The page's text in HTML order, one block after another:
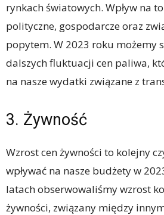
rynkach światowych. Wpływ na
polityczne, gospodarcze oraz
popytem. W 2023 roku możemy
dalszych fluktuacji cen paliwa,
na nasze wydatki związane z
3. Żywność
Wzrost cen żywności to kolejny
wpływać na nasze budżety w
latach obserwowaliśmy wzrost
żywności, związany między